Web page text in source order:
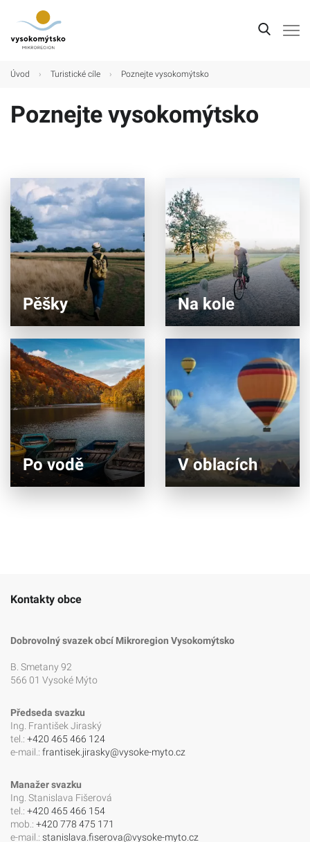
Úvod › Turistické cíle › Poznejte vysokomýtsko
Poznejte vysokomýtsko
Pěšky Na kole
Po vodě V oblacích
Kontakty obce
Dobrovolný svazek obcí Mikroregion Vysokomýtsko
B. Smetany 92
566 01 Vysoké Mýto
Předseda svazku
Ing. František Jiraský
tel.: +420 465 466 124
e-mail.: frantisek.jirasky@vysoke-myto.cz
Manažer svazku
Ing. Stanislava Fišerová
tel.: +420 465 466 154
mob.: +420 778 475 171
e-mail.: stanislava.fiserova@vysoke-myto.cz
Úvod
Obce
Kultura
Kontakt